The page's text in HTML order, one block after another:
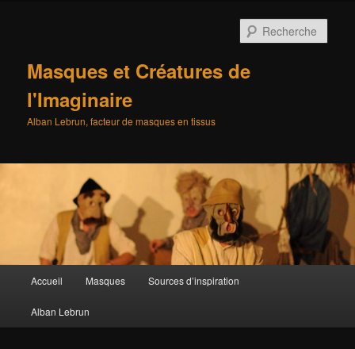
Masques et Créatures de
l'Imaginaire
Alban Lebrun, facteur de masques en tissus
Accueil Masques Sources d’inspiration
Alban Lebrun